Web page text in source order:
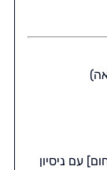
עם ניסיון